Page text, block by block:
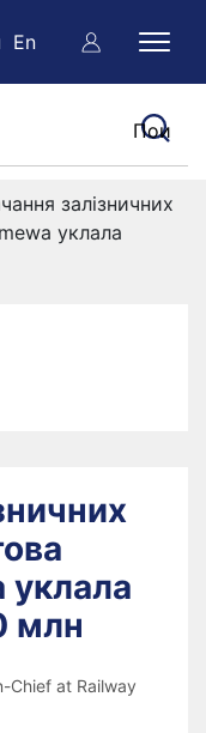
En
залізничних
уклала
уклала
млн
Chief at Railway